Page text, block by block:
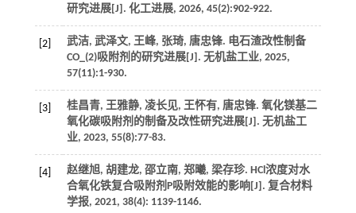
研究进展[J]. 化工进展, 2026, 45(2):902-922.
[2]
武洁, 武泽文, 王峰, 张琦, 唐忠锋. 电石渣改性制备
CO_(2)吸附剂的研究进展[J]. 无机盐工业, 2025,
57(11):1-930.
[3]
桂昌青, 王雅静, 凌长见, 王怀有, 唐忠锋. 氧化镁基二
氧化碳吸附剂的制备及改性研究进展[J]. 无机盐工
业, 2023, 55(8):77-83.
[4]
赵继旭, 胡建龙, 邵立南, 郑曦, 梁存珍. HCl浓度对水
合氧化铁复合吸附剂P吸附效能的影响[J]. 复合材料
学报, 2021, 38(4): 1139-1146.